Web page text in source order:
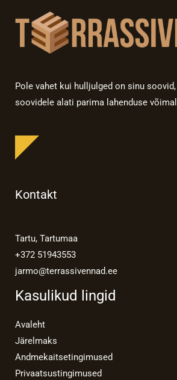
Pole vahet kui hulljulged on sinu
soovidele alati parima lahenduse
Kontakt
Tartu, Tartumaa
+372 51943553
jarmo@terrassivennad.ee
Kasulikud lingid
Avaleht
Järelmaks
Andmekaitsetingimused
Privaatsustingimused